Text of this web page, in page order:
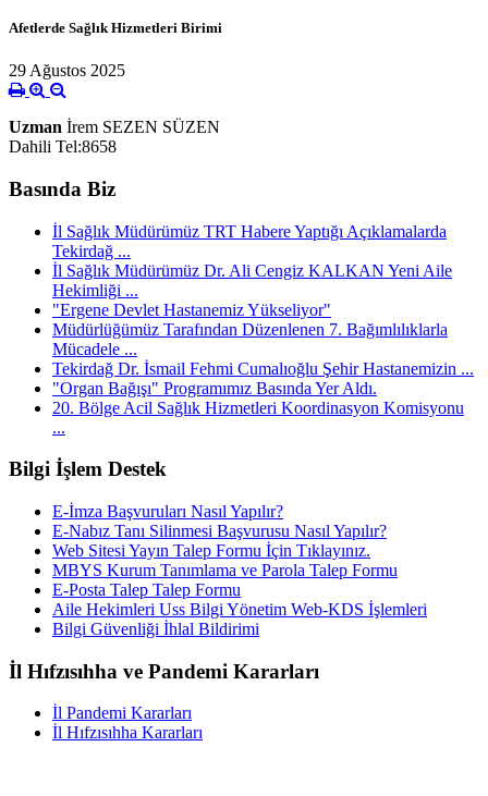
Afetlerde Sağlık Hizmetleri Birimi
29 Ağustos 2025
Uzman İrem SEZEN SÜZEN
Dahili Tel:8658
Basında Biz
İl Sağlık Müdürümüz TRT Habere Yaptığı Açıklamalarda
Tekirdağ ...
İl Sağlık Müdürümüz Dr. Ali Cengiz KALKAN Yeni Aile
Hekimliği ...
"Ergene Devlet Hastanemiz Yükseliyor"
Müdürlüğümüz Tarafından Düzenlenen 7. Bağımlılıklarla
Mücadele ...
Tekirdağ Dr. İsmail Fehmi Cumalıoğlu Şehir Hastanemizin ...
"Organ Bağışı" Programımız Basında Yer Aldı.
20. Bölge Acil Sağlık Hizmetleri Koordinasyon Komisyonu
...
Bilgi İşlem Destek
E-İmza Başvuruları Nasıl Yapılır?
E-Nabız Tanı Silinmesi Başvurusu Nasıl Yapılır?
Web Sitesi Yayın Talep Formu İçin Tıklayınız.
MBYS Kurum Tanımlama ve Parola Talep Formu
E-Posta Talep Talep Formu
Aile Hekimleri Uss Bilgi Yönetim Web-KDS İşlemleri
Bilgi Güvenliği İhlal Bildirimi
İl Hıfzısıhha ve Pandemi Kararları
İl Pandemi Kararları
İl Hıfzısıhha Kararları